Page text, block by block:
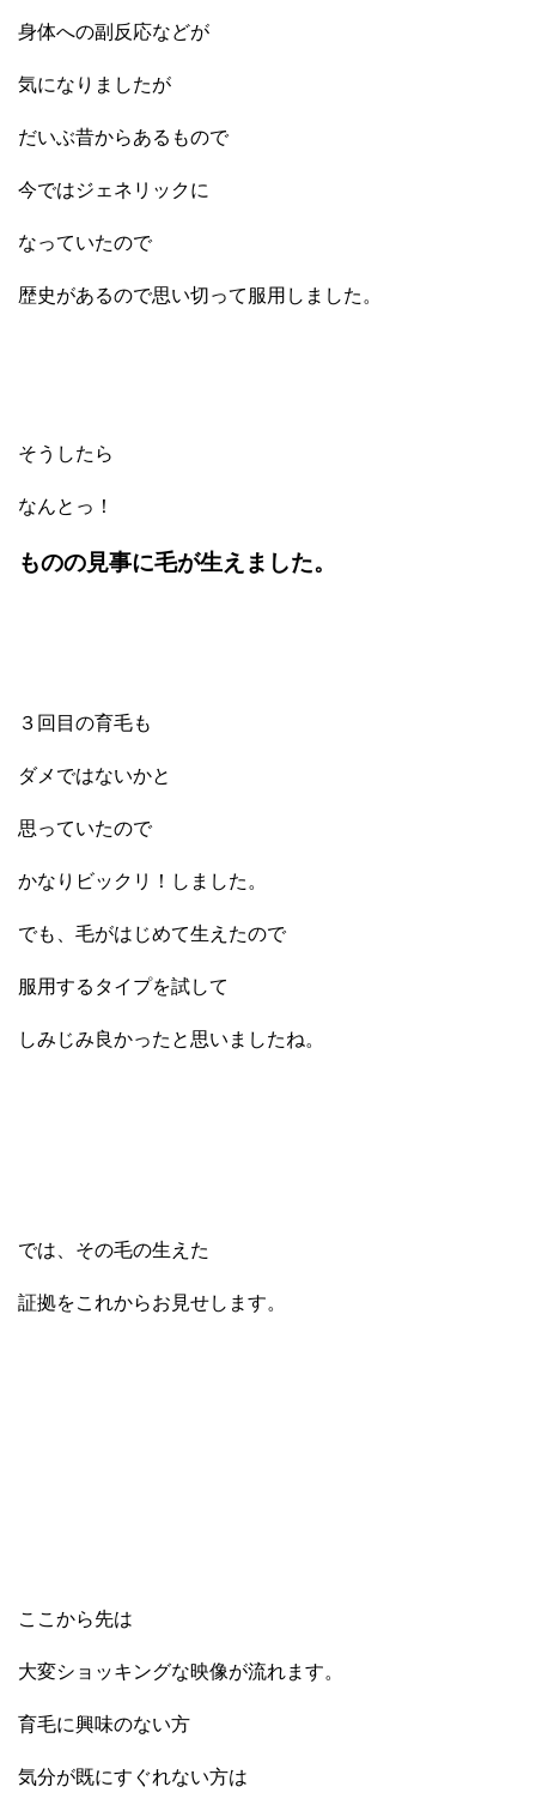
身体への副反応などが
気になりましたが
だいぶ昔からあるもので
今ではジェネリックに
なっていたので
歴史があるので思い切って服用しました。
そうしたら
なんとっ！
ものの見事に毛が生えました。
３回目の育毛も
ダメではないかと
思っていたので
かなりビックリ！しました。
でも、毛がはじめて生えたので
服用するタイプを試して
しみじみ良かったと思いましたね。
では、その毛の生えた
証拠をこれからお見せします。
ここから先は
大変ショッキングな映像が流れます。
育毛に興味のない方
気分が既にすぐれない方は